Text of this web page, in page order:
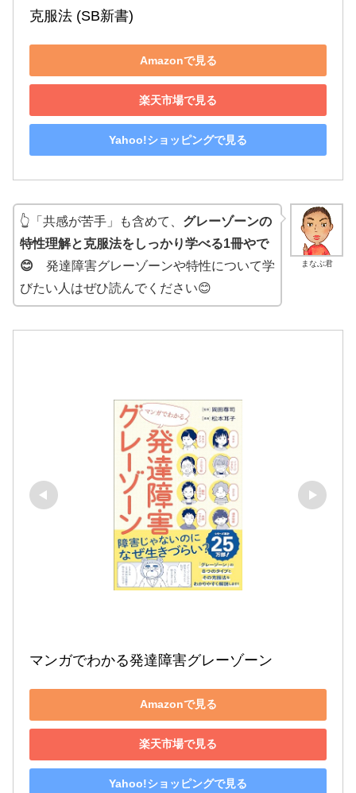
克服法 (SB新書)
Amazonで見る
楽天市場で見る
Yahoo!ショッピングで見る
まなぶ君
👆「共感が苦手」も含めて、 グレーゾーンの
特性理解と克服法をしっかり学べる1冊やで
😊 発達障害グレーゾーンや特性について学
びたい人はぜひ読んでください😊
マンガでわかる発達障害グレーゾーン
Amazonで見る
楽天市場で見る
Yahoo!ショッピングで見る